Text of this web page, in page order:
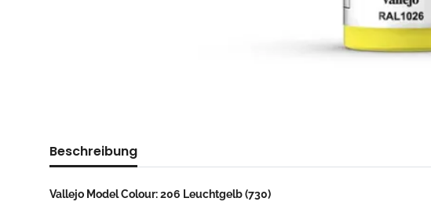
Beschreibung
Vallejo Model Colour: 206 Leuchtgelb (730)